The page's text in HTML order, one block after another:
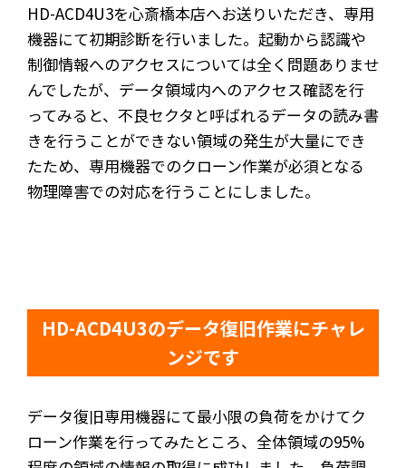
HD-ACD4U3を心斎橋本店へお送りいただき、専用
機器にて初期診断を行いました。起動から認識や
制御情報へのアクセスについては全く問題ありませ
んでしたが、データ領域内へのアクセス確認を行
ってみると、不良セクタと呼ばれるデータの読み書
きを行うことができない領域の発生が大量にでき
たため、専用機器でのクローン作業が必須となる
物理障害での対応を行うことにしました。
HD-ACD4U3のデータ復旧作業にチャレ
ンジです
データ復旧専用機器にて最小限の負荷をかけてク
ローン作業を行ってみたところ、全体領域の95%